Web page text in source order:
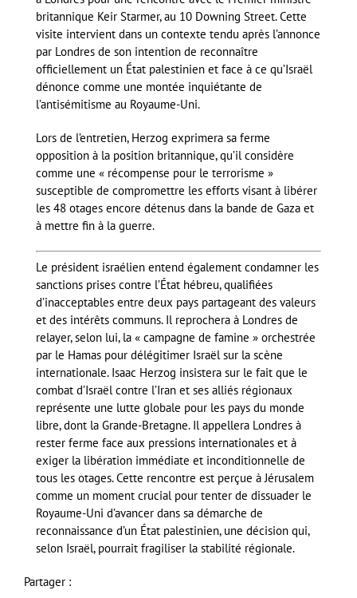
britannique Keir Starmer, au 10 Downing Street. Cette
visite intervient dans un contexte tendu après l’annonce
par Londres de son intention de reconnaître
officiellement un État palestinien et face à ce qu’Israël
dénonce comme une montée inquiétante de
l’antisémitisme au Royaume-Uni.
Lors de l’entretien, Herzog exprimera sa ferme
opposition à la position britannique, qu’il considère
comme une « récompense pour le terrorisme »
susceptible de compromettre les efforts visant à libérer
les 48 otages encore détenus dans la bande de Gaza et
à mettre fin à la guerre.
Le président israélien entend également condamner les
sanctions prises contre l’État hébreu, qualifiées
d’inacceptables entre deux pays partageant des valeurs
et des intérêts communs. Il reprochera à Londres de
relayer, selon lui, la « campagne de famine » orchestrée
par le Hamas pour délégitimer Israël sur la scène
internationale. Isaac Herzog insistera sur le fait que le
combat d’Israël contre l’Iran et ses alliés régionaux
représente une lutte globale pour les pays du monde
libre, dont la Grande-Bretagne. Il appellera Londres à
rester ferme face aux pressions internationales et à
exiger la libération immédiate et inconditionnelle de
tous les otages. Cette rencontre est perçue à Jérusalem
comme un moment crucial pour tenter de dissuader le
Royaume-Uni d’avancer dans sa démarche de
reconnaissance d’un État palestinien, une décision qui,
selon Israël, pourrait fragiliser la stabilité régionale.
Partager :